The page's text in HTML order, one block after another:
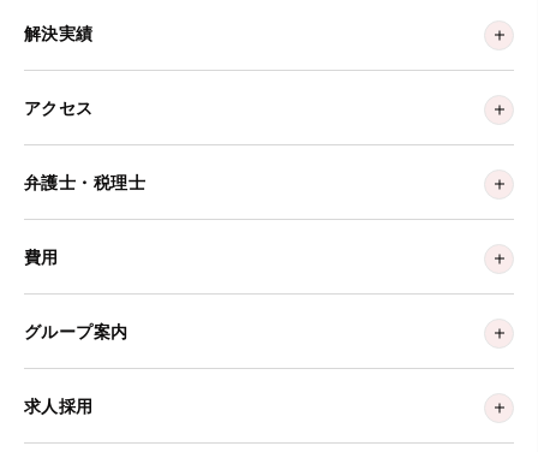
解決実績
アクセス
弁護士・税理士
費用
グループ案内
求人採用